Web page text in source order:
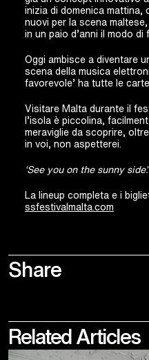
inizia di domenica mattina,
nuovi per la scena
in un paio d’anni il modo di
Oggi ambisce a diventare
scena della musica
favorevole’ ha tutte le
Visitare Malta durante il
l’isola è piccolina,
meraviglie da scoprire,
in voi, non aspetterei.
‘See you on the sunny side’.
La lineup completa e i
ssfestivalmalta.com
Share
Related Articles